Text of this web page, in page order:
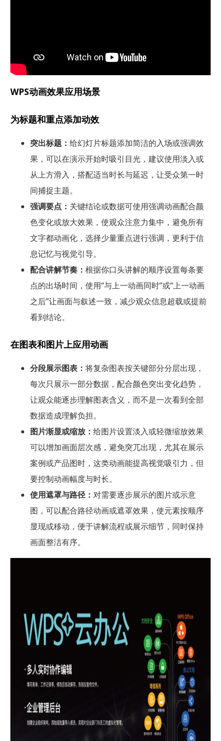
WPS动画效果应用场景
为标题和重点添加动效
突出标题： 给幻灯片标题添加简洁的入场或强调效
果，可以在演示开始时吸引目光，建议使用淡入或
从上方滑入，搭配适当时长与延迟，让受众第一时
间捕捉主题。
强调要点： 关键结论或数据可使用强调动画配合颜
色变化或放大效果，使观众注意力集中，避免所有
文字都动画化，选择少量重点进行强调，更利于信
息记忆与视觉引导。
配合讲解节奏： 根据你口头讲解的顺序设置每条要
点的出场时间，使用“与上一动画同时”或“上一动画
之后”让画面与叙述一致，减少观众信息超载或提前
看到结论。
在图表和图片上应用动画
分段展示图表： 将复杂图表按关键部分分层出现，
每次只展示一部分数据，配合颜色突出变化趋势，
让观众能逐步理解图表含义，而不是一次看到全部
数据造成理解负担。
图片渐显或缩放： 给图片设置淡入或轻微缩放效果
可以增加画面层次感，避免突兀出现，尤其在展示
案例或产品图时，这类动画能提高视觉吸引力，但
要控制动画幅度与时长。
使用遮罩与路径： 对需要逐步展示的图片或示意
图，可以配合路径动画或遮罩效果，使元素按顺序
显现或移动，便于讲解流程或展示细节，同时保持
画面整洁有序。